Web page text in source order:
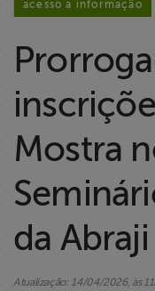
e Litigância
Documentários
dos
Homenageados
Notícias
Associe-se
acesso à informação
Mostra
da Abraji
Atualização: 14/04/2026, às